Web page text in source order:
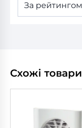
За рейтингом
Схожі товари